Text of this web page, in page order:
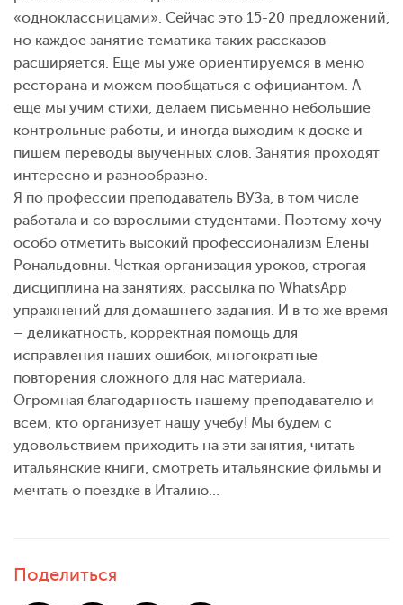
«одноклассницами». Сейчас это 15-20 предложений,
но каждое занятие тематика таких рассказов
расширяется. Еще мы уже ориентируемся в меню
ресторана и можем пообщаться с официантом. А
еще мы учим стихи, делаем письменно небольшие
контрольные работы, и иногда выходим к доске и
пишем переводы выученных слов. Занятия проходят
интересно и разнообразно.
Я по профессии преподаватель ВУЗа, в том числе
работала и со взрослыми студентами. Поэтому хочу
особо отметить высокий профессионализм Елены
Рональдовны. Четкая организация уроков, строгая
дисциплина на занятиях, рассылка по WhatsApp
упражнений для домашнего задания. И в то же время
– деликатность, корректная помощь для
исправления наших ошибок, многократные
повторения сложного для нас материала.
Огромная благодарность нашему преподавателю и
всем, кто организует нашу учебу! Мы будем с
удовольствием приходить на эти занятия, читать
итальянские книги, смотреть итальянские фильмы и
мечтать о поездке в Италию…
Поделиться